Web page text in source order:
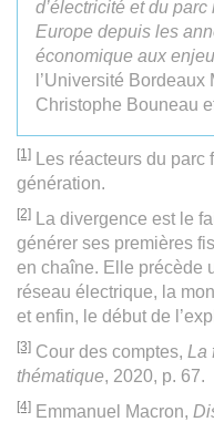
d’électricité et du
Europe depuis les
économique aux
l’Université
Christophe Bouneau
[1]
Les réacteurs du
génération.
[2]
La divergence est le
générer ses premières
en chaîne. Elle précède
réseau électrique, la
et enfin, le début de
[3] Cour des comptes, La
thématique, 2020, p. 67.
[4] Emmanuel Macron,